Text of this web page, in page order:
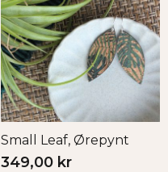
Small Leaf, Ørepynt
349,00 kr